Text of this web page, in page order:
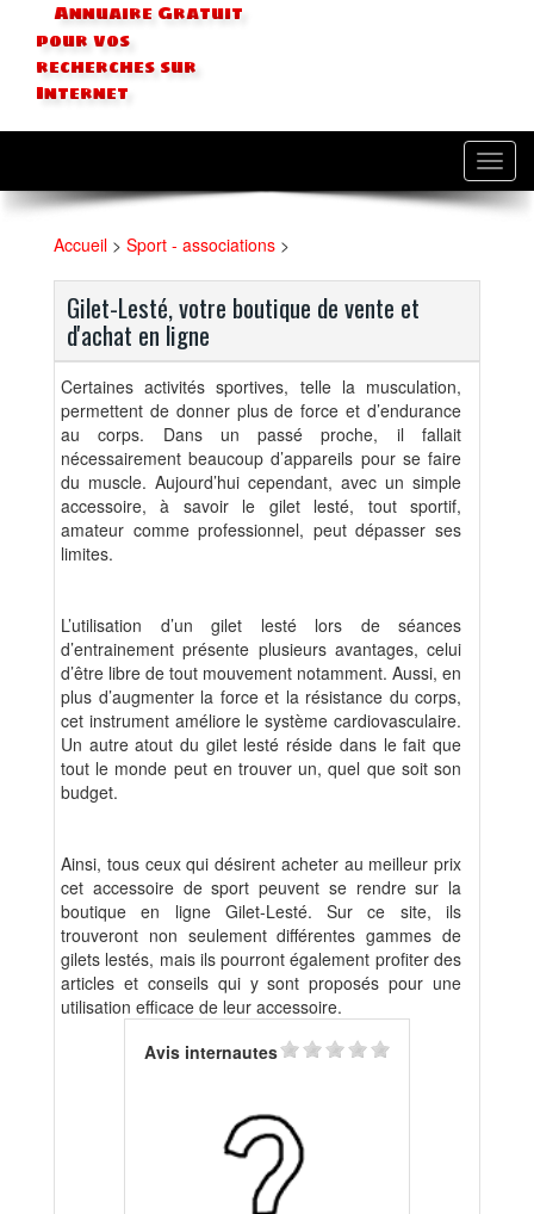
Annuaire Gratuit
pour vos
recherches sur
Internet
Accueil > Sport - associations >
Gilet-Lesté, votre boutique de vente et
d'achat en ligne
Certaines activités sportives, telle la musculation,
permettent de donner plus de force et d’endurance
au corps. Dans un passé proche, il fallait
nécessairement beaucoup d’appareils pour se faire
du muscle. Aujourd’hui cependant, avec un simple
accessoire, à savoir le gilet lesté, tout sportif,
amateur comme professionnel, peut dépasser ses
limites.
L’utilisation d’un gilet lesté lors de séances
d’entrainement présente plusieurs avantages, celui
d’être libre de tout mouvement notamment. Aussi, en
plus d’augmenter la force et la résistance du corps,
cet instrument améliore le système cardiovasculaire.
Un autre atout du gilet lesté réside dans le fait que
tout le monde peut en trouver un, quel que soit son
budget.
Ainsi, tous ceux qui désirent acheter au meilleur prix
cet accessoire de sport peuvent se rendre sur la
boutique en ligne Gilet-Lesté. Sur ce site, ils
trouveront non seulement différentes gammes de
gilets lestés, mais ils pourront également profiter des
articles et conseils qui y sont proposés pour une
utilisation efficace de leur accessoire.
Avis internautes